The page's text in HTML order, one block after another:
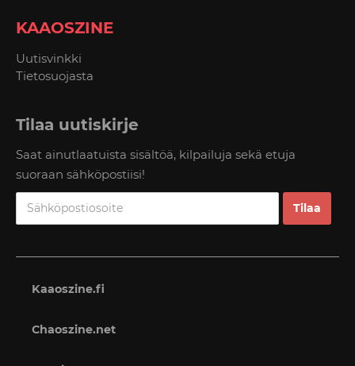
KAAOSZINE
Uutisvinkki
Tietosuojasta
Tilaa uutiskirje
Saat ainutlaatuista sisältöä, kilpailuja sekä etuja
suoraan sähköpostiisi!
Kaaoszine.fi
Chaoszine.net